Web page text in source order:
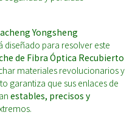
Yongsheng
diseñado para resolver este
de Fibra Óptica Recubierto
materiales revolucionarios y
garantiza que sus enlaces de
estables, precisos y